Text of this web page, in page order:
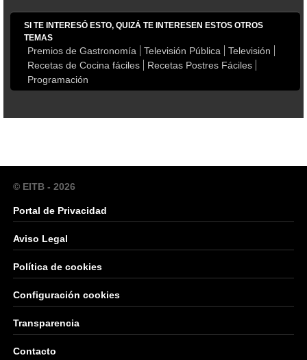
SI TE INTERESÓ ESTO, QUIZÁ TE INTERESEN ESTOS OTROS
TEMAS
Premios de Gastronomía Televisión Pública
Televisión
Recetas de Cocina fáciles
Recetas Postres Fáciles
Programación
© EITB - 2026
Portal de Privacidad
Aviso Legal
Política de cookies
Configuración cookies
Transparencia
Contacto